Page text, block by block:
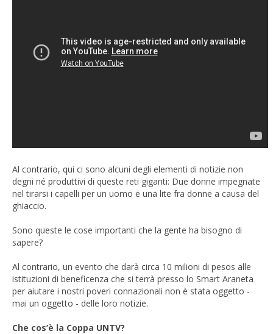
Al contrario, qui ci sono alcuni degli elementi di notizie non
degni né produttivi di queste reti giganti: Due donne impegnate
nel tirarsi i capelli per un uomo e una lite fra donne a causa del
ghiaccio.
Sono queste le cose importanti che la gente ha bisogno di
sapere?
Al contrario, un evento che darà circa 10 milioni di pesos alle
istituzioni di beneficenza che si terrà presso lo Smart Araneta
per aiutare i nostri poveri connazionali non è stata oggetto -
mai un oggetto - delle loro notizie.
Che cos’è la Coppa UNTV?